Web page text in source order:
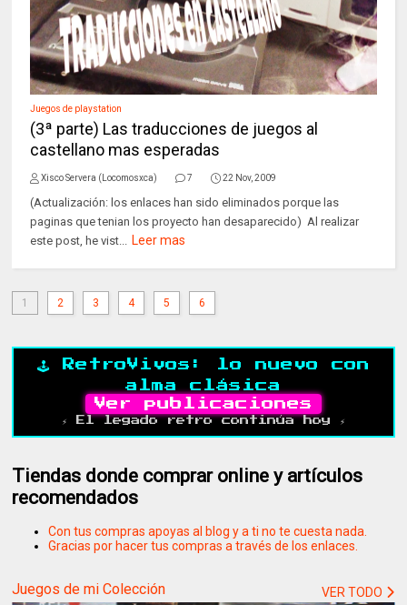
Juegos de playstation
(3ª parte) Las traducciones de juegos al
castellano mas esperadas
Xisco Servera (Locomosxca) 7 22 Nov, 2009
(Actualización: los enlaces han sido eliminados porque las
paginas que tenian los proyecto han desaparecido) Al realizar
este post, he vist...
Leer mas
1 2 3 4 5 6
🕹️ RetroVivos: lo nuevo con
alma clásica
Ver publicaciones
⚡ El legado retro continúa hoy ⚡
Tiendas donde comprar online y artículos
recomendados
Con tus compras apoyas al blog y a ti no te cuesta nada.
Gracias por hacer tus compras a través de los enlaces.
Juegos de mi Colección VER TODO